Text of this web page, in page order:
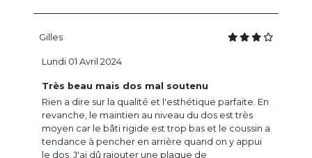
Gilles
Très beau mais dos mal soutenu
Rien a dire sur la qualité et l'esthétique parfaite. En
revanche, le maintien au niveau du dos est très
moyen car le bâti rigide est trop bas et le coussin a
tendance à pencher en arrière quand on y appui
le dos. J'ai dû rajouter une plaque de
Lundi 01 Avril 2024